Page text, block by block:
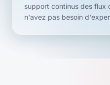
support continus des flux
n'avez pas besoin